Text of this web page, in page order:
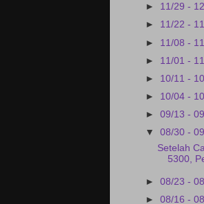
► 11/29 -
► 11/22 -
► 11/08 -
► 11/01 -
► 10/11 -
► 10/04 -
►09/13 -
▼08/30 -
Setelah
5300,
►08/23 -
►08/16 -